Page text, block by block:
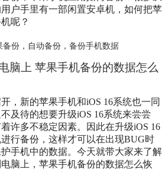
户手里有一部闲置安卓机，如何把苹
呢？
备份， 自动备份， 备份手机数据
脑上 苹果手机备份的数据怎么
，新的苹果手机和iOS 16系统也一同
及待的想要升级iOS 16系统来尝尝
许多不稳定因素。因此在升级iOS 16
行备份，这样才可以在出现BUG时
手机中的数据。今天就带大家来了解
脑上，苹果手机备份的数据怎么恢